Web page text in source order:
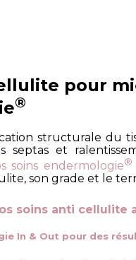
pour
®
structurale du
septas et
soins endermologie®
son grade et le
soins anti cellulite
In & Out pour des